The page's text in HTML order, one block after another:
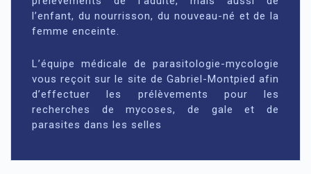
l’enfant, du nourrisson, du nouveau-né et de la
femme enceinte.
L’équipe médicale de parasitologie-mycologie
vous reçoit sur le site de Gabriel-Montpied afin
d’effectuer les prélèvements pour les
recherches de mycoses, de gale et de
parasites dans les selles